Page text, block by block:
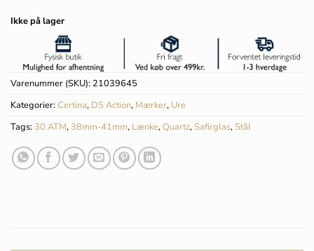
Ikke på lager
Varenummer (SKU): 21039645
Kategorier:Certina, DS Action, Mærker, Ure
Tags: 30 ATM, 38mm-41mm, Lænke,Quartz, Safirglas, Stål